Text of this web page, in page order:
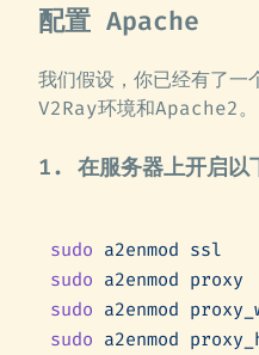
配置 Apache
我们假设，你已经有了一
V2Ray环境和Apache2。
1. 在服务器上开启
sudo a2enmod ssl
sudo a2enmod proxy
sudo a2enmod
sudo a2enmod